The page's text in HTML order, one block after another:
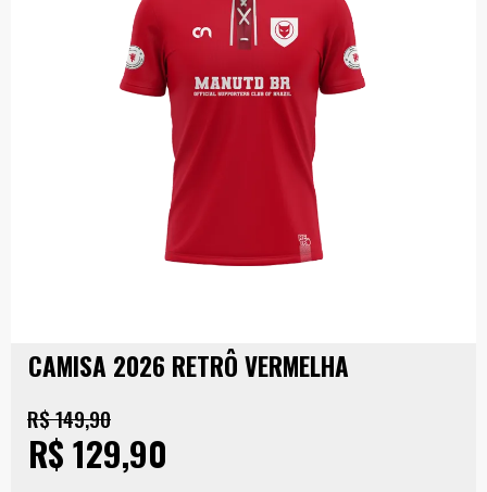
CAMISA 2026 RETRÔ VERMELHA
R$ 149,90
R$ 129,90